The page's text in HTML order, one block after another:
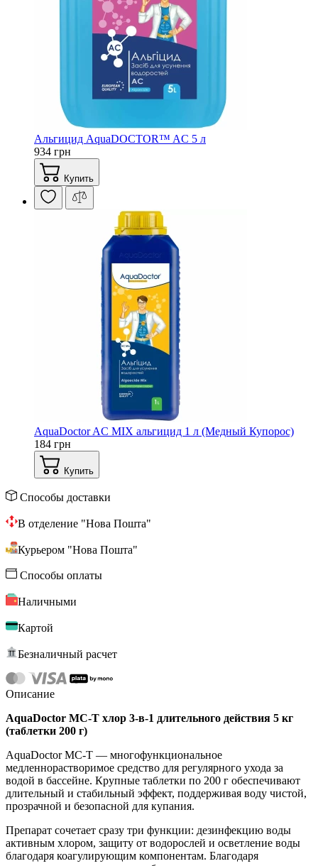
Альгицид AquaDOCTOR™ AC 5 л
934 грн
Купить
AquaDoctor AС MIX альгицид 1 л (Медный Купорос)
184 грн
Купить
Способы доставки
В отделение "Нова Пошта"
Курьером "Нова Пошта"
Способы оплаты
Наличными
Картой
Безналичный расчет
Описание
AquaDoctor MC-T хлор 3-в-1 длительного действия 5 кг
(таблетки 200 г)
AquaDoctor MC-T — многофункциональное
медленнорастворимое средство для регулярного ухода за
водой в бассейне. Крупные таблетки по 200 г обеспечивают
длительный и стабильный эффект, поддерживая воду чистой,
прозрачной и безопасной для купания.
Препарат сочетает сразу три функции: дезинфекцию воды
активным хлором, защиту от водорослей и осветление воды
благодаря коагулирующим компонентам. Благодаря